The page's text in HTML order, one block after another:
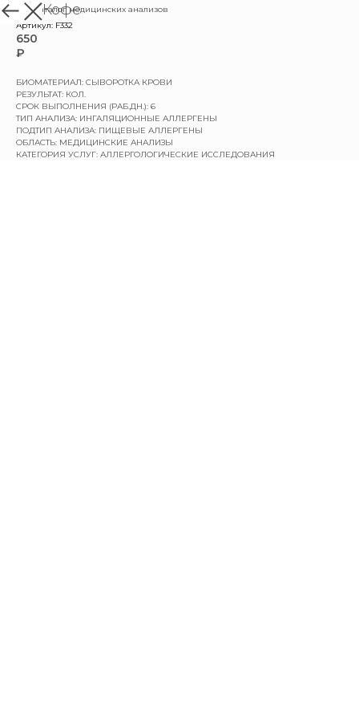
назад в каталог медицинских анализов
f95 Кофе
Артикул: F332
650
₽
БИОМАТЕРИАЛ: СЫВОРОТКА КРОВИ
РЕЗУЛЬТАТ: КОЛ.
СРОК ВЫПОЛНЕНИЯ (РАБ.ДН.): 6
ТИП АНАЛИЗА: ИНГАЛЯЦИОННЫЕ АЛЛЕРГЕНЫ
ПОДТИП АНАЛИЗА: ПИЩЕВЫЕ АЛЛЕРГЕНЫ
ОБЛАСТЬ: МЕДИЦИНСКИЕ АНАЛИЗЫ
КАТЕГОРИЯ УСЛУГ: АЛЛЕРГОЛОГИЧЕСКИЕ ИССЛЕДОВАНИЯ